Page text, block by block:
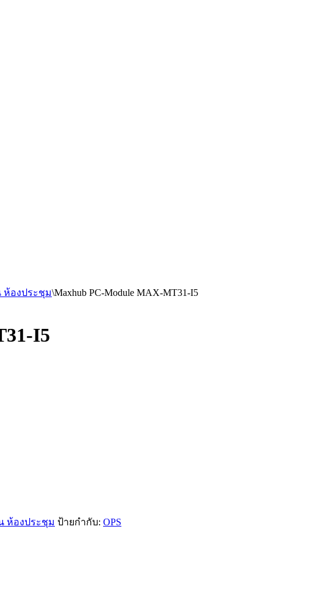
ห้องประชุม\Maxhub PC-Module MAX-MT31-I5
I5
ห้องประชุม ป้ายกำกับ: OPS